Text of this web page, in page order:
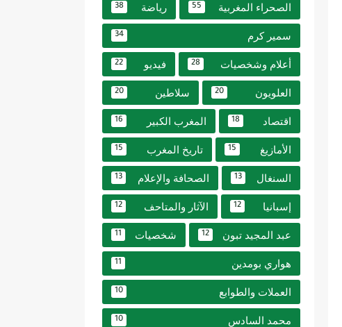
الصحراء المغربية 55 رياضة 38
سمير كرم 34
أعلام وشخصيات 28 فيديو 22
العلويون 20 سلاطين 20
اقتصاد 18 المغرب الكبير 16
الأمازيغ 15 تاريخ المغرب 15
السنغال 13 الصحافة والإعلام 13
إسبانيا 12 الآثار والمتاحف 12
عبد المجيد تبون 12 شخصيات 11
هواري بومدين 11
العملات والطوابع 10
محمد السادس 10